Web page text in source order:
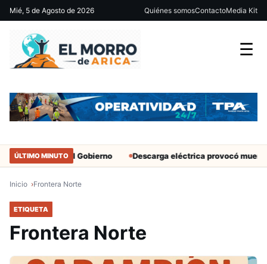
Mié, 5 de Agosto de 2026 Quiénes somosContactoMedia Kit
☰
ÚLTIMO MINUTO
del Gobierno Descarga eléctrica provocó muerte de
Inicio Frontera Norte
ETIQUETA
Frontera Norte